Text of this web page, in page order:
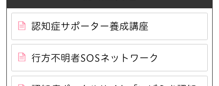
認知症サポーター養成講座
行方不明者SOSネットワーク